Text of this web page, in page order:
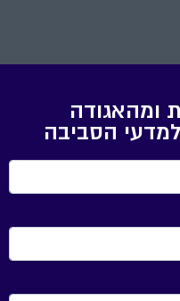
ומהאגודה
הסביבה